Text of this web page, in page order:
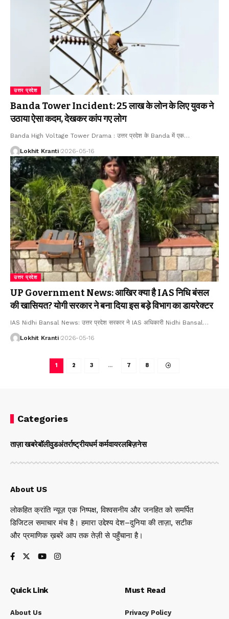
उत्तर प्रदेश
Banda Tower Incident: 25 लाख के लोन के लिए युवक ने
उठाया ऐसा कदम, देखकर कांप गए लोग
Banda High Voltage Tower Drama : उत्तर प्रदेश के Banda में एक…
Lokhit Kranti 2026-05-16
उत्तर प्रदेश
UP Government News: आखिर क्या है IAS निधि बंसल
की खासियत? योगी सरकार ने बना दिया इस बड़े विभाग का डायरेक्टर
IAS Nidhi Bansal News: उत्तर प्रदेश सरकार ने IAS अधिकारी Nidhi Bansal…
Lokhit Kranti 2026-05-16
1 2 3 … 7 8
Categories
ताज़ा खबरेबॉलीवुडअंतर्राष्ट्रीयधर्म कर्मवायरलबिज़नेस
About US
लोकहित क्रांति न्यूज़ एक निष्पक्ष, विश्वसनीय और जनहित को समर्पित
डिजिटल समाचार मंच है। हमारा उद्देश्य देश–दुनिया की ताज़ा, सटीक
और प्रमाणिक ख़बरें आप तक तेज़ी से पहुँचाना है।
Quick Link
About Us
Must Read
Privacy Policy